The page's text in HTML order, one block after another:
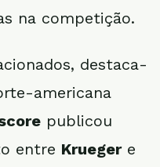
na competição.
destaca-
americana
publicou
entre Kruegere